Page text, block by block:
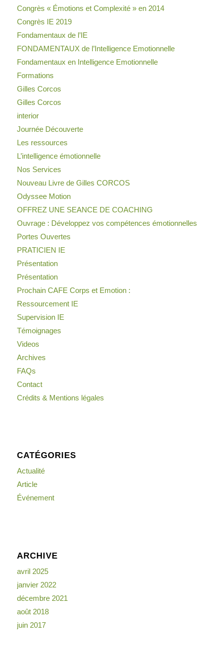
Congrès « Émotions et Complexité » en 2014
Congrès IE 2019
Fondamentaux de l’IE
FONDAMENTAUX de l’Intelligence Emotionnelle
Fondamentaux en Intelligence Emotionnelle
Formations
Gilles Corcos
Gilles Corcos
interior
Journée Découverte
Les ressources
L’intelligence émotionnelle
Nos Services
Nouveau Livre de Gilles CORCOS
Odyssee Motion
OFFREZ UNE SEANCE DE COACHING
Ouvrage : Développez vos compétences émotionnelles
Portes Ouvertes
PRATICIEN IE
Présentation
Présentation
Prochain CAFE Corps et Emotion :
Ressourcement IE
Supervision IE
Témoignages
Videos
Archives
FAQs
Contact
Crédits & Mentions légales
CATÉGORIES
Actualité
Article
Événement
ARCHIVE
avril 2025
janvier 2022
décembre 2021
août 2018
juin 2017